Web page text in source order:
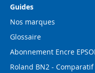
Guides
Nos marques
Glossaire
Abonnement Encre
Roland BN2 - Comparatif